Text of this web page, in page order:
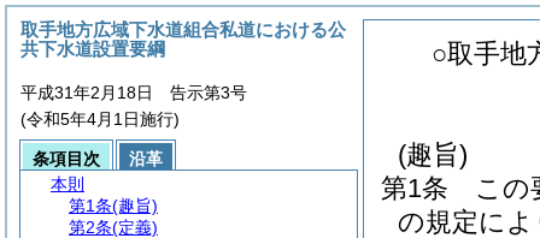
○取手地
(趣旨)
第1条
この
の規定に
取手地方広域下水道組合私道における公
共下水道設置要綱
平成31年2月18日 告示第3号
(令和5年4月1日施行)
条項目次
沿革
本則
第1条(趣旨)
第2条(定義)